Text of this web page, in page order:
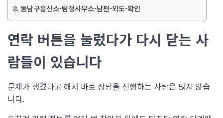
동남구흥신소-탐정사무소-남편-외도-확인
연락 버튼을 눌렀다가 다시 닫는 사
람들이 있습니다
문제가 생겼다고 해서 바로 상담을 진행하는 사람은 많지 않습
니다.